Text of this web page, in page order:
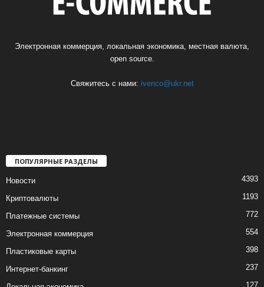
Электронная коммерция, локальная экономика, местная валюта,
open source.
Свяжитесь с нами: ivenco@ukr.net
ПОПУЛЯРНЫЕ РАЗДЕЛЫ
Новости 4393
Криптовалюты 1193
Платежные системы 772
Электронная коммерция 554
Пластиковые карты 398
Интернет-банкинг 237
127